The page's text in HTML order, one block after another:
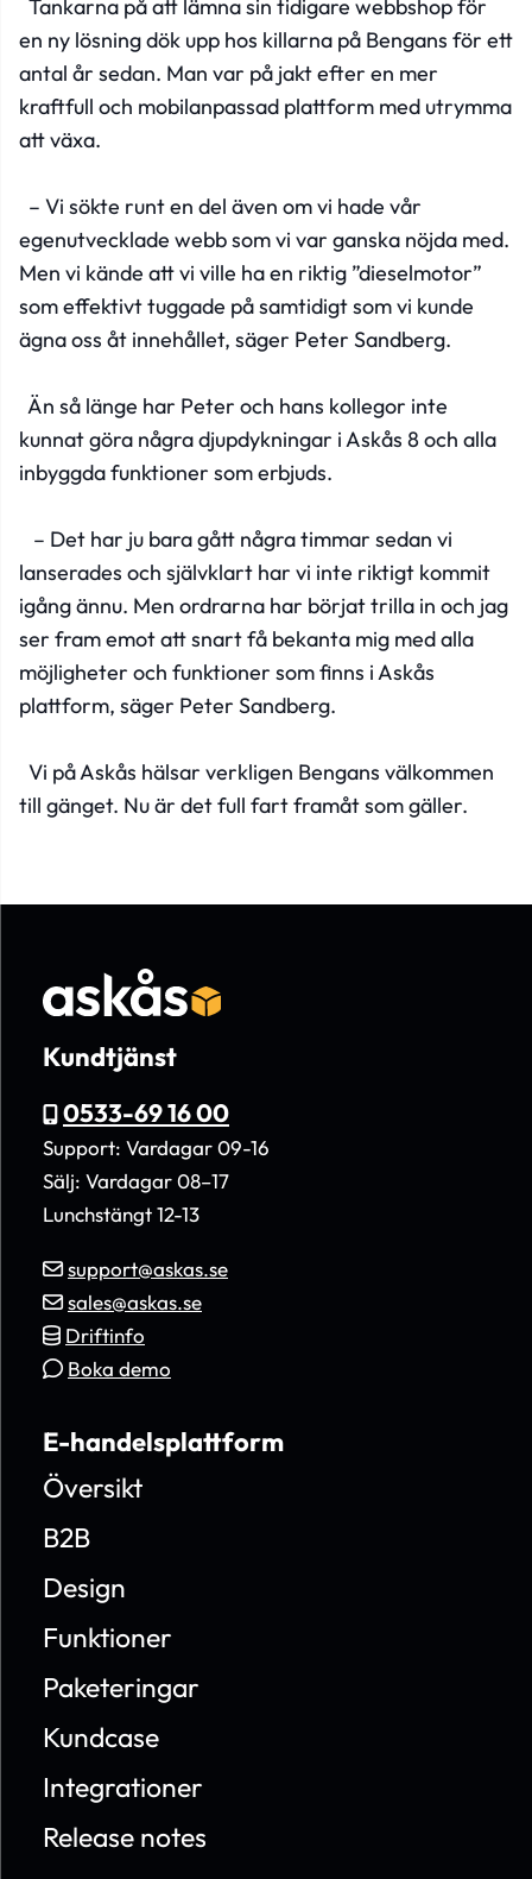
Tankarna på att lämna sin tidigare webbshop för
en ny lösning dök upp hos killarna på Bengans för ett
antal år sedan. Man var på jakt efter en mer
kraftfull och mobilanpassad plattform med utrymma
att växa.
– Vi sökte runt en del även om vi hade vår
egenutvecklade webb som vi var ganska nöjda med.
Men vi kände att vi ville ha en riktig ”dieselmotor”
som effektivt tuggade på samtidigt som vi kunde
ägna oss åt innehållet, säger Peter Sandberg.
Än så länge har Peter och hans kollegor inte
kunnat göra några djupdykningar i Askås 8 och alla
inbyggda funktioner som erbjuds.
– Det har ju bara gått några timmar sedan vi
lanserades och självklart har vi inte riktigt kommit
igång ännu. Men ordrarna har börjat trilla in och jag
ser fram emot att snart få bekanta mig med alla
möjligheter och funktioner som finns i Askås
plattform, säger Peter Sandberg.
Vi på Askås hälsar verkligen Bengans välkommen
till gänget. Nu är det full fart framåt som gäller.
Kundtjänst
0533-69 16 00
Support: Vardagar 09-16
Sälj: Vardagar 08–17
Lunchstängt 12-13
support@askas.se
sales@askas.se
Driftinfo
Boka demo
E-handelsplattform
Översikt
B2B
Design
Funktioner
Paketeringar
Kundcase
Integrationer
Release notes